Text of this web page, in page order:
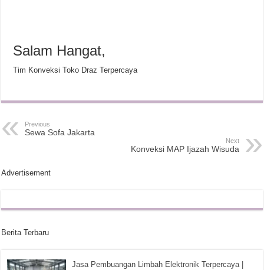
Salam Hangat,
Tim Konveksi Toko Draz Terpercaya
Previous
Sewa Sofa Jakarta
Next
Konveksi MAP Ijazah Wisuda
Advertisement
Berita Terbaru
Jasa Pembuangan Limbah Elektronik Terpercaya |